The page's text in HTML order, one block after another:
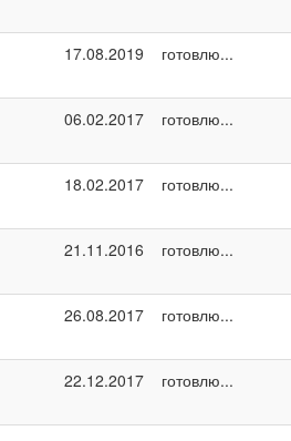
17.08.2019 готовлю...
06.02.2017 готовлю...
18.02.2017 готовлю...
21.11.2016 готовлю...
26.08.2017 готовлю...
22.12.2017 готовлю...